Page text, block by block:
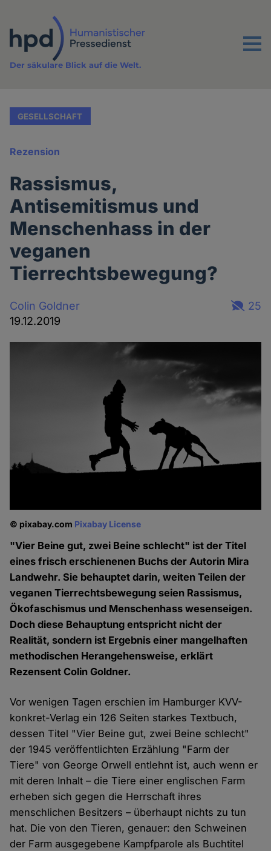
Inhalt
Menu
Der säkulare Blick auf die Welt.
GESELLSCHAFT
Rezension
Rassismus,
Antisemitismus und
Menschenhass in der
veganen
Tierrechtsbewegung?
Colin Goldner
19.12.2019
25
© pixabay.com Pixabay License
"Vier Beine gut, zwei Beine schlecht" ist der Titel
eines frisch erschienenen Buchs der Autorin Mira
Landwehr. Sie behauptet darin, weiten Teilen der
veganen Tierrechtsbewegung seien Rassismus,
Ökofaschismus und Menschenhass wesenseigen.
Doch diese Behauptung entspricht nicht der
Realität, sondern ist Ergebnis einer mangelhaften
methodischen Herangehensweise, erklärt
Rezensent Colin Goldner.
Vor wenigen Tagen erschien im Hamburger KVV-
konkret-Verlag ein 126 Seiten starkes Textbuch,
dessen Titel "Vier Beine gut, zwei Beine schlecht"
der 1945 veröffentlichten Erzählung "Farm der
Tiere" von George Orwell entlehnt ist, auch wenn er
mit deren Inhalt – die Tiere einer englischen Farm
erheben sich gegen die Herrschaft ihres
menschlichen Besitzers – überhaupt nichts zu tun
hat. Die von den Tieren, genauer: den Schweinen
der Farm ausgegebene Kampfparole als Buchtitel